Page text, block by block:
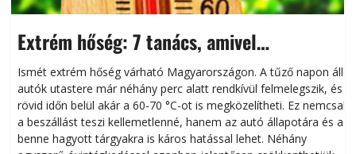
Extrém hőség: 7 tanács, amivel
megóvhatjuk autónkat a nyári károktól
Ismét extrém hőség várható Magyarországon. A tűző napon álló
autók utastere már néhány perc alatt rendkívül felmelegszik, és
rövid időn belül akár a 60-70 °C-ot is megközelítheti. Ez nemcsak
a beszállást teszi kellemetlenné, hanem az autó állapotára és a
benne hagyott tárgyakra is káros hatással lehet. Néhány